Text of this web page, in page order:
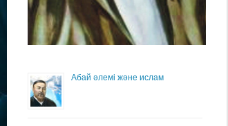
Абай әлемі және ислам